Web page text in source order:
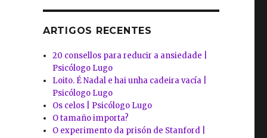
ARTIGOS RECENTES
20 consellos para reducir a ansiedade |
Psicólogo Lugo
Loito. É Nadal e hai unha cadeira vacía |
Psicólogo Lugo
Os celos | Psicólogo Lugo
O tamaño importa?
O experimento da prisón de Stanford |